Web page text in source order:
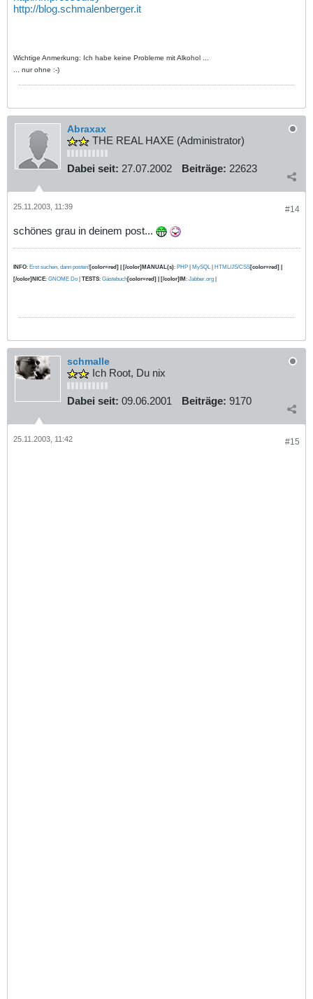
http://blog.schmalenberger.it
Wichtige Anmerkung: Ich habe keine Probleme mit Alkohol ...
... nur ohne :-)
Abraxax
THE REAL HAXE (Administrator)
Dabei seit: 27.07.2002 Beiträge: 22623
#14
25.11.2003, 11:39
schönes grau in deinem post...
INFO: Erst suchen, dann posten![color=red] | [/color]MANUAL(s): PHP MySQL| HTML/JS/CSS[color=red] |
[/color]NICE: GNOME Do TESTS: Gästebuch[color=red] | [/color]IM : Jabber.org
schmalle
Ich Root, Du nix
Dabei seit: 09.06.2001 Beiträge: 9170
#15
25.11.2003, 11:42